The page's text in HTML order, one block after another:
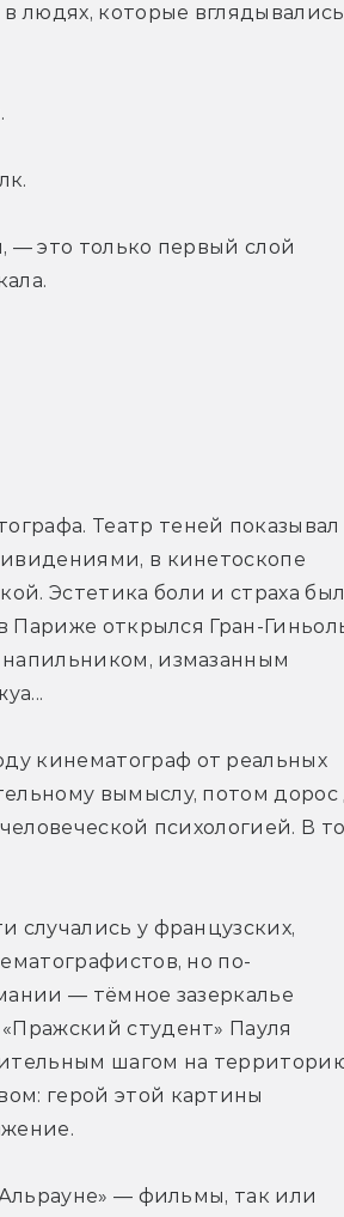
людях, которые
— это только первый слой
Театр теней показывал
в кинетоскопе
Эстетика боли и страха
Париже открылся Гран-
измазанным
кинематограф от реальных
вымыслу, потом дорос
психологией. В
случались у французских,
но по-
— тёмное зазеркалье
студент» Пауля
шагом на
герой этой картины
— фильмы, так или